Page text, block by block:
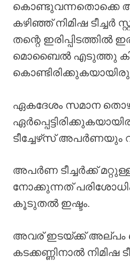
കൊണ്ടുവന്നതൊക്കെ
കഴിഞ്ഞ് നിമിഷ ടീച്ചർ
തന്റെ ഇരിപ്പിടത്തിൽ
മൊബൈൽ എടുത്തു
ഏകദേശം സമാന
ടീച്ചേഴ്‌സ് അപർണയും
അപർണ ടീച്ചർക്ക്
നോക്കുന്നത്
കൂടുതൽ ഇഷ്ടം.
അവര് ഇടയ്ക്ക് അല്പം
കടക്കണ്ണിനാൽ നിമിഷ